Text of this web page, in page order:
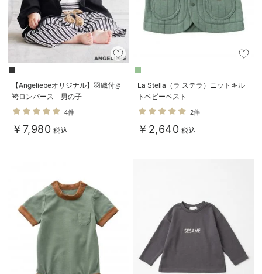
【Angeliebeオリジナル】羽織付き
袴ロンパース 男の子
4件
￥7,980 税込
La Stella（ラ ステラ）ニットキル
トベビーベスト
2件
￥2,640 税込